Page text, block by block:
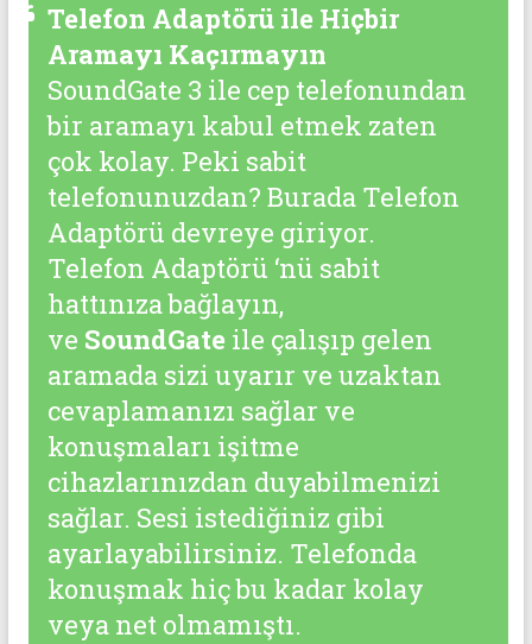
Telefon Adaptörü ile Hiçbir
Aramayı Kaçırmayın
SoundGate 3 ile cep telefonundan
bir aramayı kabul etmek zaten
çok kolay. Peki sabit
telefonunuzdan? Burada Telefon
Adaptörü devreye giriyor.
Telefon Adaptörü ‘nü sabit
hattınıza bağlayın,
ve SoundGate ile çalışıp gelen
aramada sizi uyarır ve uzaktan
cevaplamanızı sağlar ve
konuşmaları işitme
cihazlarınızdan duyabilmenizi
sağlar. Sesi istediğiniz gibi
ayarlayabilirsiniz. Telefonda
konuşmak hiç bu kadar kolay
veya net olmamıştı.